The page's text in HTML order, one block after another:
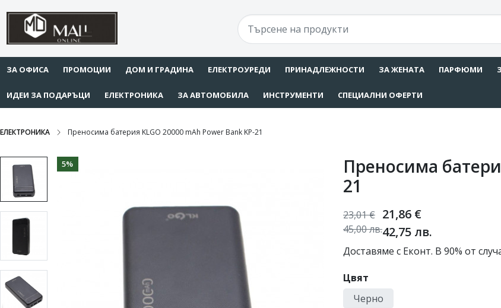
ЗА ОФИСА ПРОМОЦИИ ДОМ И ГРАДИНА ЕЛЕКТРОУРЕДИ ПРИНАДЛЕЖНОСТИ ЗА ЖЕНАТА ПАРФЮМИ
ИДЕИ ЗА ПОДАРЪЦИ ЕЛЕКТРОНИКА ЗА АВТОМОБИЛА ИНСТРУМЕНТИ СПЕЦИАЛНИ ОФЕРТИ
ЕЛЕКТРОНИКА Преносима батерия KLGO 20000 mAh Power Bank KP-21
5%
Преносима
21
21,86 €
42,75 лв.
23,01€
45,00лв.
Доставяме с Еконт. В 90% от
Цвят
Черно